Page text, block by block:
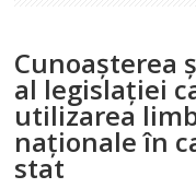
Cunoaşterea
al legislaţiei
utilizarea
naţionale în
stat